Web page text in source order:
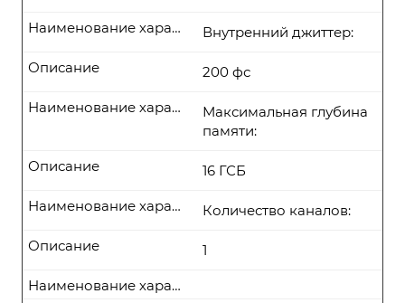
Внутренний джиттер:
Наименование характеристики
200 фс
Описание
Максимальная глубина
памяти:
Наименование характеристики
16 ГСБ
Описание
Количество каналов:
Наименование характеристики
1
Описание
Наименование характеристики